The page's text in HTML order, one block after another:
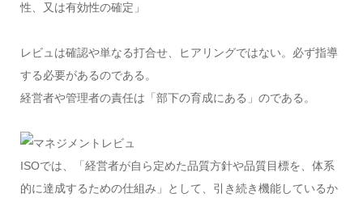
性、又は有効性の確定」
レビュは確認や単なる打合せ、ヒアリングではない。必ず指導
する必要があるのである。
経営者や管理者の責任は「部下の育成にある」のである。
ISOでは、「経営者が自ら定めた品質方針や品質目標を、体系
的に達成するための仕組み」として、引き続き機能しているか